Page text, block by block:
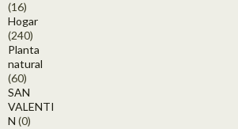
(16)
Hogar
(240)
Planta
natural
(60)
SAN
VALENTI
N (0)